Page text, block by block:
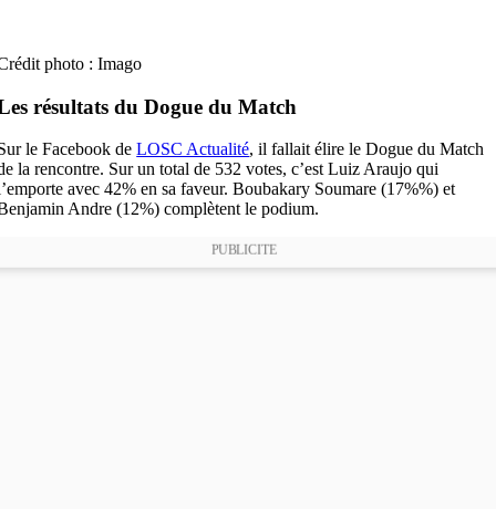
photo : Imago
résultats du Dogue du Match
le Facebook deLOSC Actualité, il fallait élire le Dogue du Match
la rencontre. Sur un total de 532 votes, c’est Luiz Araujo qui
avec 42% en sa faveur. Boubakary Soumare (17%%) et
Andre (12%) complètent le podium.
PUBLICITE